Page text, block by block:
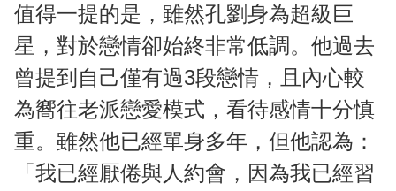
值得一提的是，雖然孔劉身為超級巨
星，對於戀情卻始終非常低調。他過去
曾提到自己僅有過3段戀情，且內心較
為嚮往老派戀愛模式，看待感情十分慎
重。雖然他已經單身多年，但他認為：
「我已經厭倦與人約會，因為我已經習